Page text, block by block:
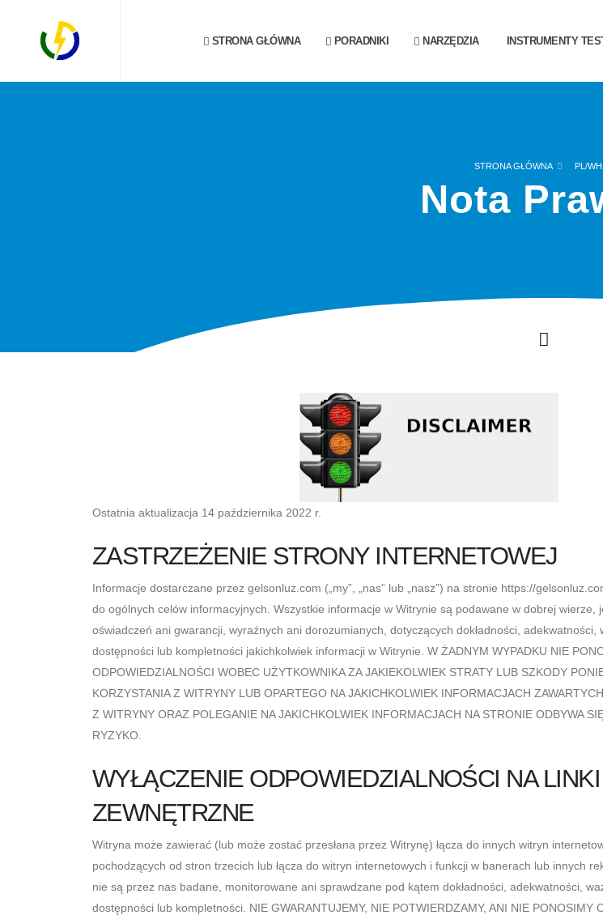
STRONA GŁÓWNA PORADNIKI NARZĘDZIA INSTRUMENTY
STRONA GŁÓWNA PL/
Nota
Ostatnia aktualizacja 14 października 2022 r.
ZASTRZEŻENIE STRONY INTERNETOWEJ
Informacje dostarczane przez gelsonluz.com („my”, „nas” lub „nasz”) na stronie https://
do ogólnych celów informacyjnych. Wszystkie informacje w Witrynie są podawane w dobrej wierze,
oświadczeń ani gwarancji, wyraźnych ani dorozumianych, dotyczących dokładności, adekwatności,
dostępności lub kompletności jakichkolwiek informacji w Witrynie. W ŻADNYM WYPADKU NIE
ODPOWIEDZIALNOŚCI WOBEC UŻYTKOWNIKA ZA JAKIEKOLWIEK STRATY LUB SZKODY
KORZYSTANIA Z WITRYNY LUB OPARTEGO NA JAKICHKOLWIEK INFORMACJACH
Z WITRYNY ORAZ POLEGANIE NA JAKICHKOLWIEK INFORMACJACH NA STRONIE ODBYWA
RYZYKO.
WYŁĄCZENIE ODPOWIEDZIALNOŚCI NA LINKI
ZEWNĘTRZNE
Witryna może zawierać (lub może zostać przesłana przez Witrynę) łącza do innych witryn
pochodzących od stron trzecich lub łącza do witryn internetowych i funkcji w banerach lub innych
nie są przez nas badane, monitorowane ani sprawdzane pod kątem dokładności, adekwatności,
dostępności lub kompletności. NIE GWARANTUJEMY, NIE POTWIERDZAMY, ANI NIE PONOSIMY